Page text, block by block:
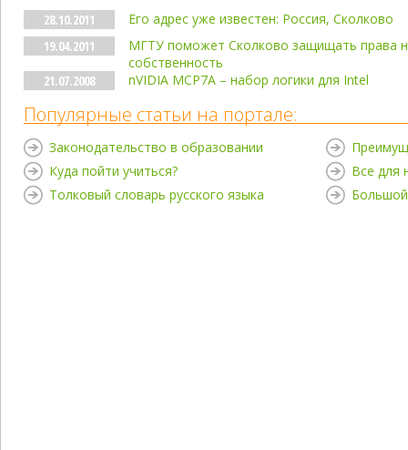
28.10.2011
Его адрес уже известен: Россия, Сколково
19.04.2011
МГТУ поможет Сколково защищать права
собственность
21.07.2008
nVIDIA MCP7A – набор логики для Intel
Популярные статьи на портале:
Законодательство в образовании
Куда пойти учиться?
Толковый словарь русского языка
Все для
Большой